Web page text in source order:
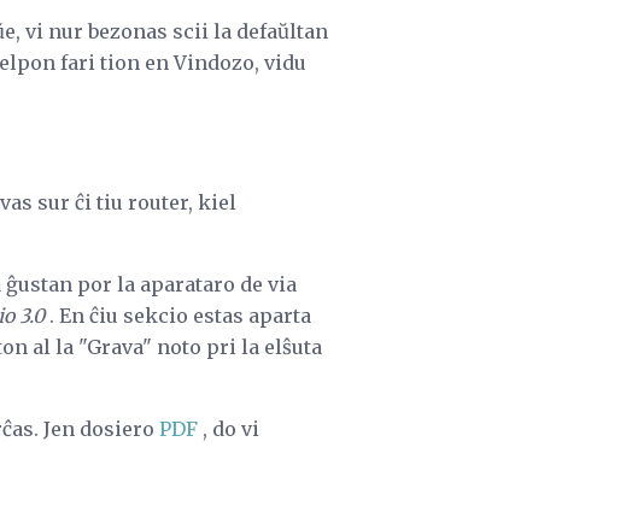
vi nur bezonas scii la defaŭltan
fari tion en Vindozo, vidu
sur ĉi tiu router, kiel
por la aparataro de via
3.0. En ĉiu sekcio estas aparta
al la "Grava" noto pri la elŝuta
Jen dosiero PDF , do vi